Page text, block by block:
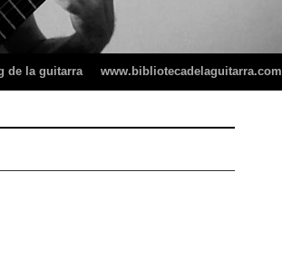
de la guitarra www.bibliotecadelaguitarra.com